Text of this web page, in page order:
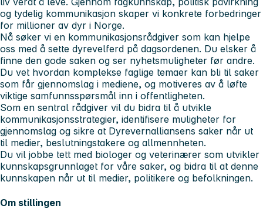
og tydelig kommunikasjon skaper vi konkrete forbedringer
for millioner av dyr i Norge.
Nå søker vi en kommunikasjonsrådgiver som kan hjelpe
oss med å sette dyrevelferd på dagsordenen. Du elsker å
finne den gode saken og ser nyhetsmuligheter før andre.
Du vet hvordan komplekse faglige temaer kan bli til saker
som får gjennomslag i mediene, og motiveres av å løfte
viktige samfunnsspørsmål inn i offentligheten.
Som en sentral rådgiver vil du bidra til å utvikle
kommunikasjonsstrategier, identifisere muligheter for
gjennomslag og sikre at Dyrevernalliansens saker når ut
til medier, beslutningstakere og allmennheten.
Du vil jobbe tett med biologer og veterinærer som utvikler
kunnskapsgrunnlaget for våre saker, og bidra til at denne
kunnskapen når ut til medier, politikere og befolkningen.
Om stillingen